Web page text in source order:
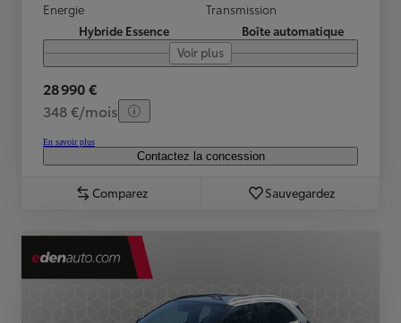
Energie
Hybride Essence
Transmission
Boîte automatique
Voir plus
28 990 €
348 €/mois
En savoir plus
Contactez la concession
Comparez Sauvegardez